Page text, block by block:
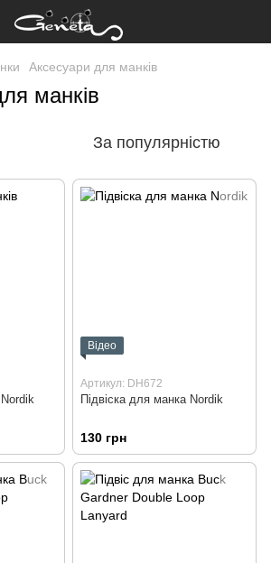
Аксесуари для манків
манків
За популярністю
Nordik
Відео
Артикул: DH672
Підвіска для манка Nordik
130 грн